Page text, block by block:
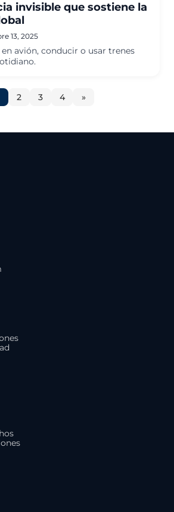
invisible que sostiene la
13, 2025
avión, conducir o usar trenes
2 3 4 »